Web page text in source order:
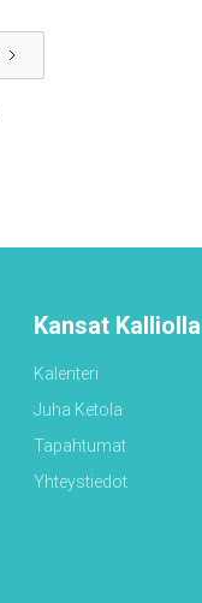
Kansat Kalliolla
Kalenteri
Juha Ketola
Tapahtumat
Yhteystiedot